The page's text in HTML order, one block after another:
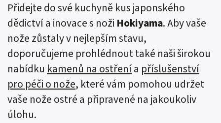
Přidejte do své kuchyně kus japonského
dědictví a inovace s noži Hokiyama. Aby vaše
nože zůstaly v nejlepším stavu,
doporučujeme prohlédnout také naši širokou
nabídku kamenů na ostřenía příslušenství
pro péči o nože, které vám pomohou udržet
vaše nože ostré a připravené na jakoukoliv
úlohu.